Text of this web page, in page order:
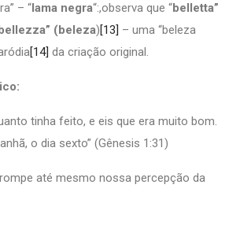
– “lama negra“:,observa que “belletta”
(beleza)[13] – uma “beleza
[14] da criação original.
tinha feito, e eis que era muito bom.
o dia sexto” (Gênesis 1:31)
até mesmo nossa percepção da